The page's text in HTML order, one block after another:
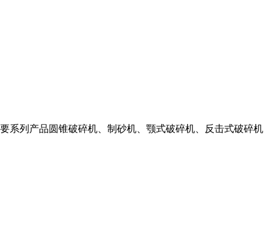
系列产品圆锥破碎机、制砂机、颚式破碎机、反击式破碎机